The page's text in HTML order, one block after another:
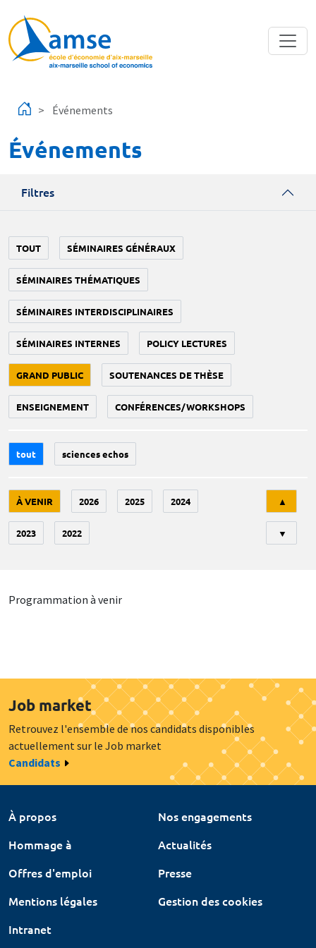
Événements
Événements
Filtres
TOUT SÉMINAIRES GÉNÉRAUX
SÉMINAIRES THÉMATIQUES
SÉMINAIRES INTERDISCIPLINAIRES
SÉMINAIRES INTERNES POLICY LECTURES
GRAND PUBLIC SOUTENANCES DE THÈSE
ENSEIGNEMENT CONFÉRENCES/WORKSHOPS
tout sciences echos
À VENIR 2026 2025 2024
2023 2022
▲
▼
Programmation à venir
Job market
Retrouvez l'ensemble de nos candidats disponibles
actuellement sur le Job market
Candidats
À propos
Nos engagements
Hommage à
Actualités
Offres d'emploi
Presse
Mentions légales
Gestion des cookies
Intranet